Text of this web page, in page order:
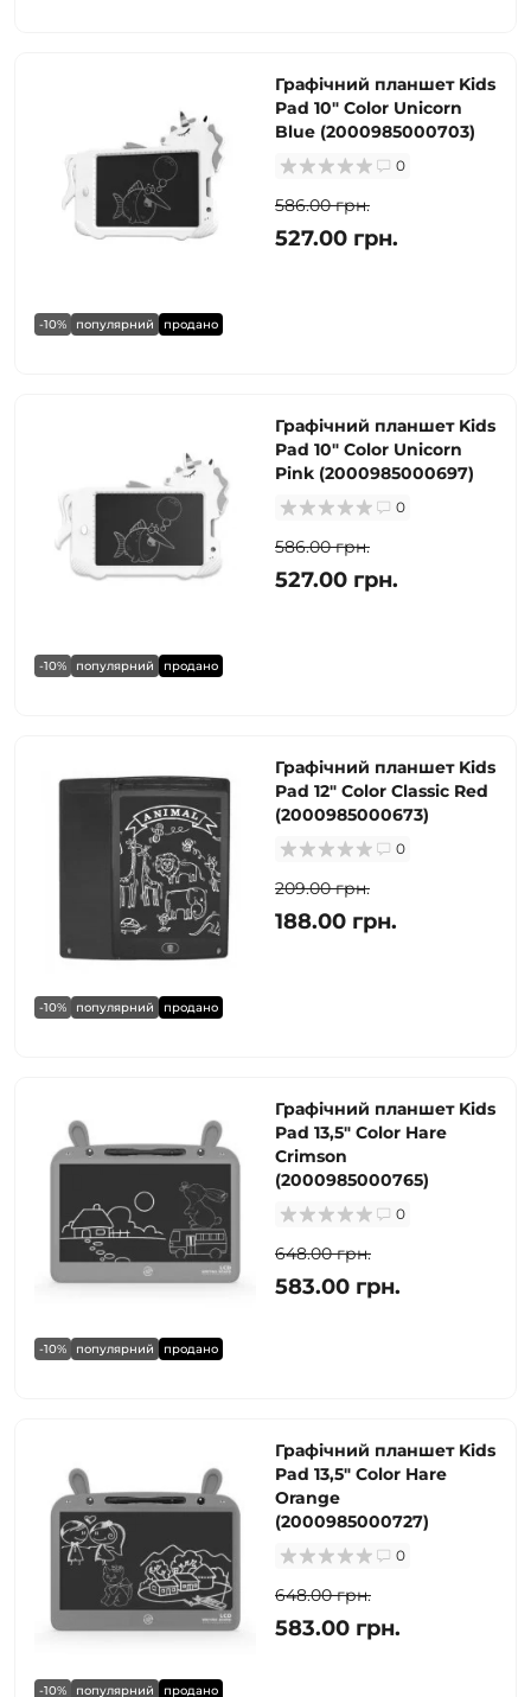
-10% популярний продано
Графічний планшет Kids
Pad 10" Color Unicorn
Blue (2000985000703)
0
586.00 грн.
527.00 грн.
-10% популярний продано
Графічний планшет Kids
Pad 10" Color Unicorn
Pink (2000985000697)
0
586.00 грн.
527.00 грн.
-10% популярний продано
Графічний планшет Kids
Pad 12" Color Classic Red
(2000985000673)
0
209.00 грн.
188.00 грн.
-10% популярний продано
Графічний планшет Kids
Pad 13,5" Color Hare
Crimson
(2000985000765)
0
648.00 грн.
583.00 грн.
-10% популярний продано
Графічний планшет Kids
Pad 13,5" Color Hare
Orange
(2000985000727)
0
648.00 грн.
583.00 грн.